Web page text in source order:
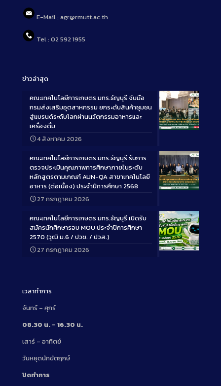
E-Mail : agr@rmutt.ac.th
Tel : 02 592 1955
ข่าวล่าสุด
Long
คณะเทคโนโลยีการเกษตร มทร.ธัญบุรี จับมือ
กรมส่งเสริมอุตสาหกรรม ยกระดับสินค้าชุมชน
สู่แบรนด์ระดับโลกผ่านนวัตกรรมอาหารและ
เครื่องดื่ม
4 สิงหาคม 2026
Long
คณะเทคโนโลยีการเกษตร มทร.ธัญบุรี รับการ
ตรวจประเมินคุณภาพการศึกษาภายในระดับ
หลักสูตรตามเกณฑ์ AUN-QA สาขาเทคโนโลยี
อาหาร (ต่อเนื่อง) ประจำปีการศึกษา 2568
27 กรกฎาคม 2026
Long
คณะเทคโนโลยีการเกษตร มทร.ธัญบุรี เปิดรับ
สมัครนักศึกษารอบ MOU ประจำปีการศึกษา
2570 (วุฒิ ม.6 / ปวช. / ปวส.)
27 กรกฎาคม 2026
เวลาทำการ
จันทร์ – ศุกร์
08.30 น. – 16.30 น.
เสาร์ – อาทิตย์
วันหยุดนักขัตฤกษ์
ปิดทำการ